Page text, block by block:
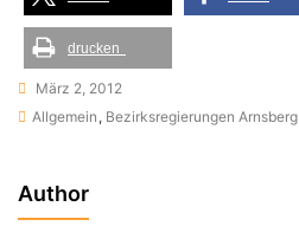
drucken
März 2, 2012
Allgemein , Bezirksregierungen Arnsberg
Author